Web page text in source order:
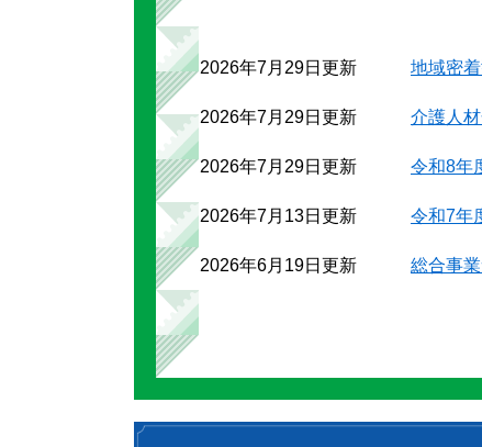
2026年7月29日更新 地域密
2026年7月29日更新 介護人
2026年7月29日更新 令和8年
2026年7月13日更新 令和7年
2026年6月19日更新 総合事